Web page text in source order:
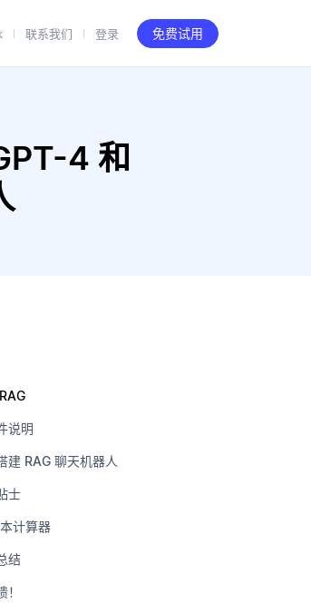
联系我们 登录 免费试用
4 和
说明
建 RAG 聊天机器人
士
计算器
结